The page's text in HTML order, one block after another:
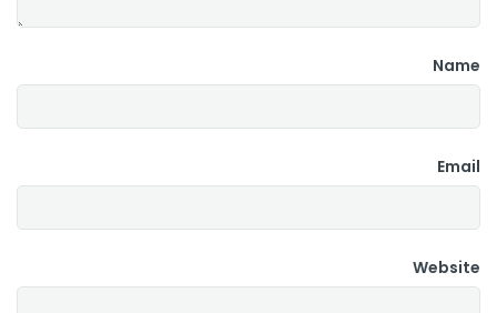
Name
Email
Website